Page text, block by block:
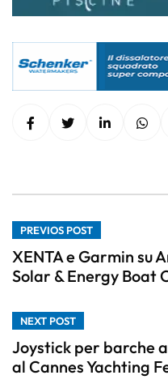
PREVIOS POST
XENTA e Garmin su
Solar & Energy Boat
NEXT POST
Joystick per barche
al Cannes Yachting